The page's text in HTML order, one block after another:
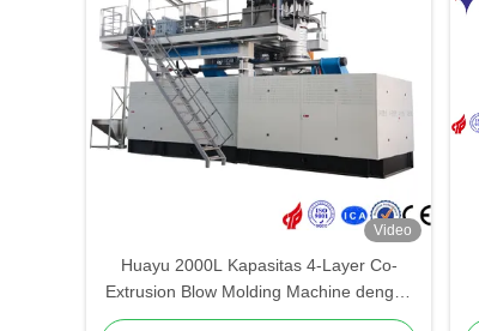
Video
Huayu 2000L Kapasitas 4-Layer Co-
Extrusion Blow Molding Machine dengan
Siemens PLC Control